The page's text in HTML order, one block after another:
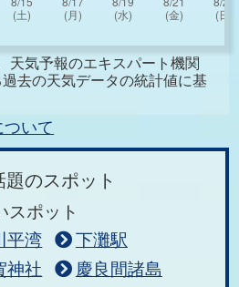
天気予報のエキスパート機関
去の天気データの統計値に基
いて
題のスポット
スポット
平湾
下灘駅
神社
慶良間諸島